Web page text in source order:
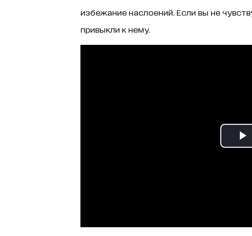
избежание наслоений. Если вы не
привыкли к нему.